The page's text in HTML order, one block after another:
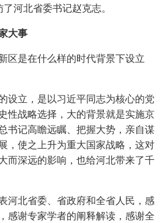
河北省委书记赵克志。
大事
是在什么样的时代背景下设立
立，是以习近平同志为核心的党
性战略选择，大的背景就是实施京
书记高瞻远瞩、把握大势，亲自谋
，使之上升为重大国家战略，这对
而深远的影响，也给河北带来了千
北省委、省政府和全省人民，感
感谢专家学者的阐释解读，感谢全